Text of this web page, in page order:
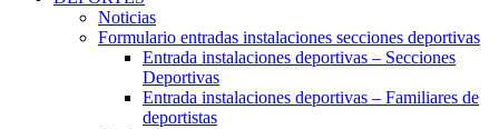
Noticias
Formulario entradas instalaciones secciones deportivas
Entrada instalaciones deportivas – Secciones
Deportivas
Entrada instalaciones deportivas – Familiares de
deportistas